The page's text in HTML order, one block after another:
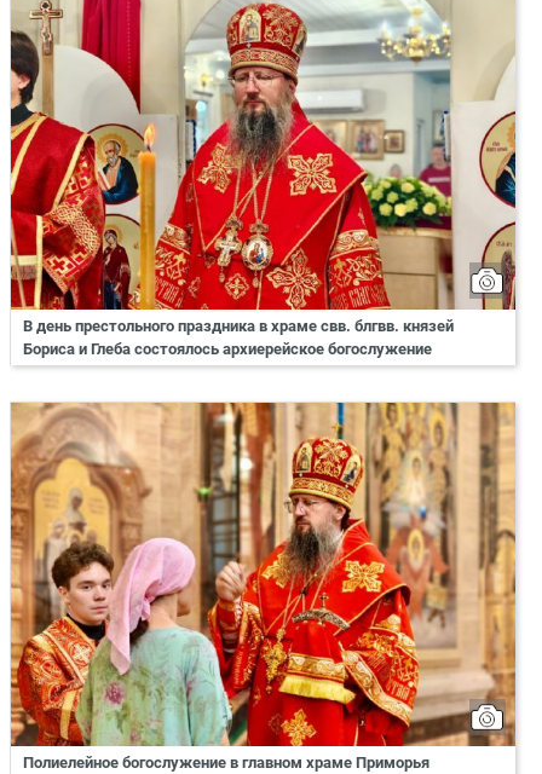
В день престольного праздника в храме свв. блгвв. князей
Бориса и Глеба состоялось архиерейское богослужение
Полиелейное богослужение в главном храме Приморья